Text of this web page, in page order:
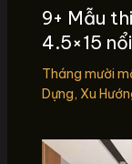
9+ Mẫu
4.5×15
Tháng mười
Dựng, Xu